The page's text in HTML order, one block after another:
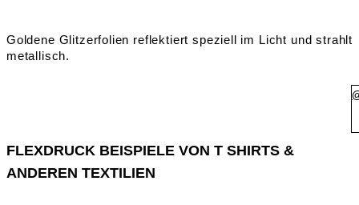
Goldene Glitzerfolien reflektiert speziell im Licht und strahlt
metallisch.
FLEXDRUCK BEISPIELE VON T SHIRTS &
ANDEREN TEXTILIEN